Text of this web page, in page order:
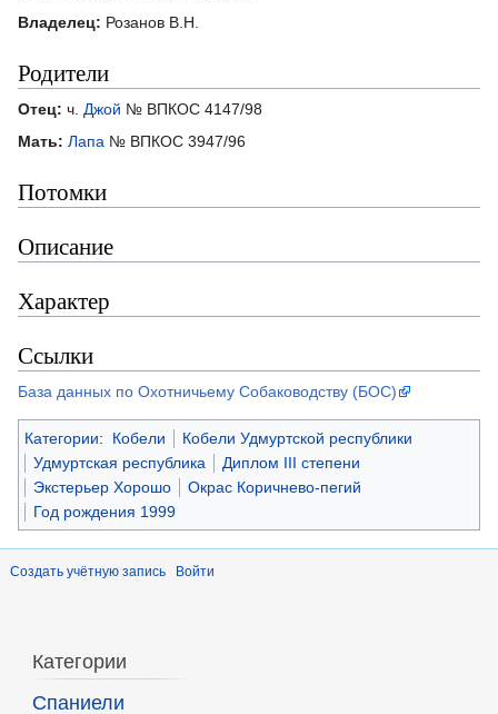
Владелец: Розанов В.Н.
Родители
Отец: ч. Джой № ВПКОС 4147/98
Мать: Лапа № ВПКОС 3947/96
Потомки
Описание
Характер
Ссылки
База данных по Охотничьему Собаководству (БОС)
Категории: Кобели
Кобели Удмуртской республики
Удмуртская республика
Диплом III степени
Экстерьер Хорошо
Окрас Коричнево-пегий
Год рождения 1999
Создать учётную запись Войти
Категории
Спаниели